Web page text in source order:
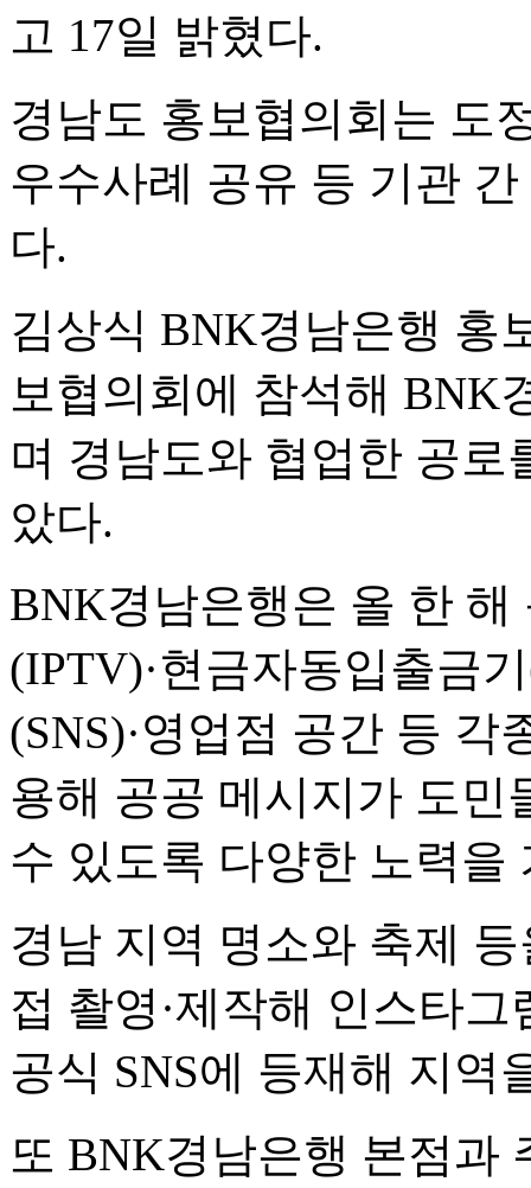
고 17일 밝혔다.
경남도 홍보협의회는 도
우수사례 공유 등 기관
다.
김상식 BNK경남은행 홍
보협의회에 참석해 BNK
며 경남도와 협업한 공로
았다.
BNK경남은행은 올 한
(IPTV)·현금자동입출금
(SNS)·영업점 공간 등
용해 공공 메시지가 도민
수 있도록 다양한 노력을
경남 지역 명소와 축제
접 촬영·제작해 인스타
공식 SNS에 등재해 지역
또 BNK경남은행 본점과